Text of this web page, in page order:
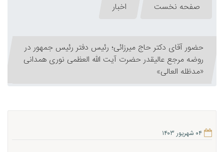
صفحه نخست اخبار
حضور آقای دکتر حاج میرزائی؛ رئیس دفتر رئیس جمهور در
روضه مرجع عالیقدر حضرت آیت الله العظمی نوری همدانی
«مدظله العالی»
۰۴ شهریور ۱۴۰۳